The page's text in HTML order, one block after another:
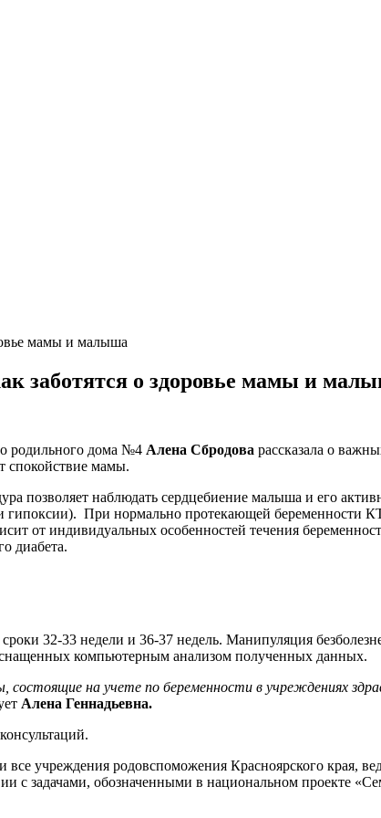
мамы и малыша
заботятся о здоровье мамы и
родильного дома №4 Алена Сбродова рассказала о
спокойствие мамы.
позволяет наблюдать сердцебиение малыша и его
гипоксии). При нормально протекающей беременности
от индивидуальных особенностей течения
диабета.
32-33 недели и 36-37 недель. Манипуляция
компьютерным анализом полученных данных.
на учете по беременности в учреждениях
Алена Геннадьевна.
учреждения родовспоможения Красноярского края,
с задачами, обозначенными в национальном проекте